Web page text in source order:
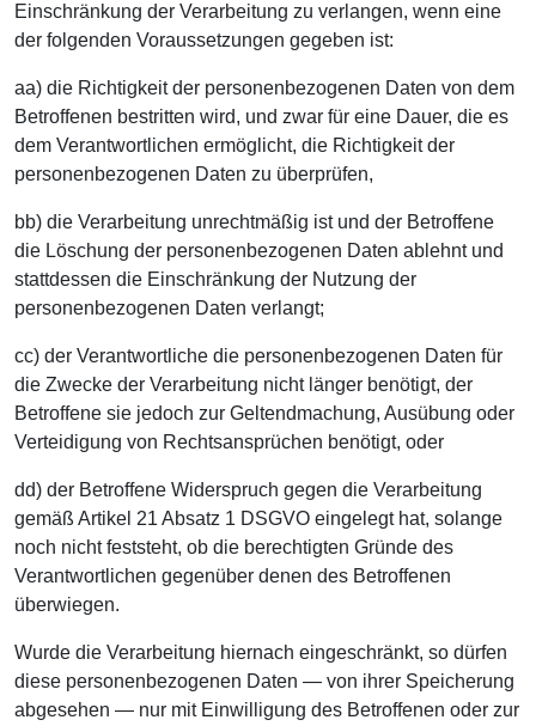
Einschränkung der Verarbeitung zu verlangen, wenn eine
der folgenden Voraussetzungen gegeben ist:
aa) die Richtigkeit der personenbezogenen Daten von dem
Betroffenen bestritten wird, und zwar für eine Dauer, die es
dem Verantwortlichen ermöglicht, die Richtigkeit der
personenbezogenen Daten zu überprüfen,
bb) die Verarbeitung unrechtmäßig ist und der Betroffene
die Löschung der personenbezogenen Daten ablehnt und
stattdessen die Einschränkung der Nutzung der
personenbezogenen Daten verlangt;
cc) der Verantwortliche die personenbezogenen Daten für
die Zwecke der Verarbeitung nicht länger benötigt, der
Betroffene sie jedoch zur Geltendmachung, Ausübung oder
Verteidigung von Rechtsansprüchen benötigt, oder
dd) der Betroffene Widerspruch gegen die Verarbeitung
gemäß Artikel 21 Absatz 1 DSGVO eingelegt hat, solange
noch nicht feststeht, ob die berechtigten Gründe des
Verantwortlichen gegenüber denen des Betroffenen
überwiegen.
Wurde die Verarbeitung hiernach eingeschränkt, so dürfen
diese personenbezogenen Daten — von ihrer Speicherung
abgesehen — nur mit Einwilligung des Betroffenen oder zur